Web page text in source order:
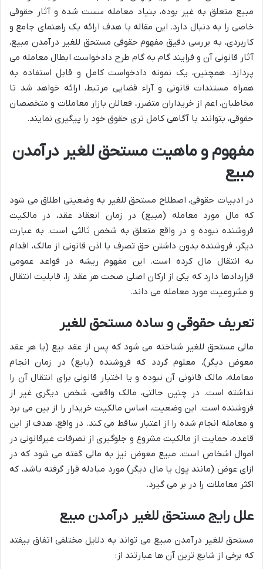
مبیع متعلق به غیر بوده، بنیاد معامله سست شده و آثار حقوقی
خاصی را به دنبال دارد. این مقاله با هدف ارائه یک راهنمای جامع و
کاربردی، به بررسی دقیق مفهوم حقوقی مستحق للغیر درآمدن مبیع،
آثار قانونی آن و فرایند گام به گام طرح دادخواست ابطال معامله می
پردازد. همچنین، یک نمونه دادخواست کامل و قابل استفاده به
همراه مستندات قانونی و آراء قضایی مرتبط، ارائه خواهد شد تا
مخاطبان، اعم از خریداران متضرر، فعالان بازار معاملات و متخصصان
حقوقی، بتوانند با آگاهی کامل تری حقوق خود را پیگیری نمایند.
مفهوم و ماهیت مستحق للغیر درآمدن
مبیع
در ادبیات حقوقی، اصطلاح مستحق للغیر به وضعیتی اطلاق می شود
که مال مورد معامله (مبیع) در زمان انعقاد عقد، در مالکیت
فروشنده نبوده و در واقع متعلق به شخص ثالثی است. به عبارت
دیگر، فروشنده بدون داشتن حق تصرف یا اذن قانونی از مالک، اقدام
به انتقال مال کرده است. این مفهوم ریشه در قواعد عمومی
قراردادها دارد که یکی از ارکان اصلی صحت هر عقد را، قابلیت انتقال
و مشروعیت مورد معامله می داند.
تعریف حقوقی و ساده مستحق للغیر
مالی مستحق للغیر شناخته می شود که پس از عقد بیع (یا هر عقد
معوض دیگر)، معلوم گردد که فروشنده (بایع) در زمان انجام
معامله، مالک قانونی آن نبوده و یا اختیار قانونی برای انتقال آن را
نداشته است. در چنین حالتی، مالک واقعی، شخص دیگری غیر از
فروشنده است. این وضعیت، اساس مالکیت خریدار را از بین می برد
و معامله انجام شده را از اعتبار ساقط می کند. در واقع، هدف از این
قاعده، حمایت از مالکیت مشروع و جلوگیری از تصرفات غیرقانونی در
اموال اشخاص است. مبیع معوض نیز به مالی گفته می شود که در
ازای عوض (مانند پول یا مال دیگر) مورد مبادله قرار گرفته باشد، که
اکثر معاملات را در بر می گیرد.
علل رایج مستحق للغیر درآمدن مبیع
مستحق للغیر درآمدن مبیع می تواند به دلایل مختلفی اتفاق بیفتد
که برخی از شایع ترین آن ها عبارتند از: